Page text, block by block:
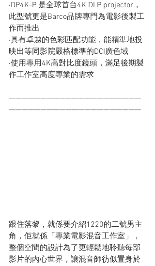
‧DP4K-P 是全球首台4K DLP projector，
此型號更是Barco品牌專門為電影後製工
作而推出
‧具有卓越的色彩匹配功能，能精準地投
映出等同影院嚴格標準的DCI廣色域
‧使用專用4K高對比度鏡頭，滿足後期製
作工作室高度專業的需求
—————————————————————
—————————————————————
跟住落黎，就係要介紹1220的二號男主
角，佢就係「專業電影混音工作室」，
整個空間的設計為了更輕鬆地聆聽每部
影片的內心世界，讓混音師彷似置身於